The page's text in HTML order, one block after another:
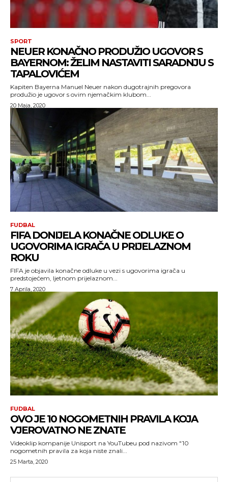
SPORT
NEUER KONAČNO PRODUŽIO UGOVOR S
BAYERNOM: ŽELIM NASTAVITI SARADNJU S
TAPALOVIĆEM
Kapiten Bayerna Manuel Neuer nakon dugotrajnih pregovora
produžio je ugovor s ovim njemačkim klubom...
20 Maja, 2020
FUDBAL
FIFA DONIJELA KONAČNE ODLUKE O
UGOVORIMA IGRAČA U PRIJELAZNOM
ROKU
FIFA je objavila konačne odluke u vezi s ugovorima igrača u
predstojećem, ljetnom prijelaznom...
7 Aprila, 2020
FUDBAL
OVO JE 10 NOGOMETNIH PRAVILA KOJA
VJEROVATNO NE ZNATE
Videoklip kompanije Unisport na YouTubeu pod nazivom "10
nogometnih pravila za koja niste znali...
25 Marta, 2020